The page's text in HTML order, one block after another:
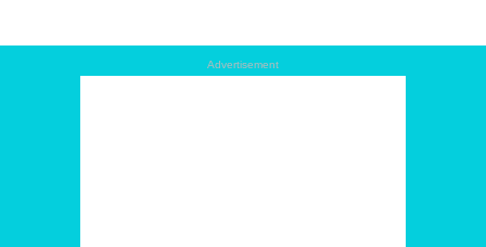
Advertisement